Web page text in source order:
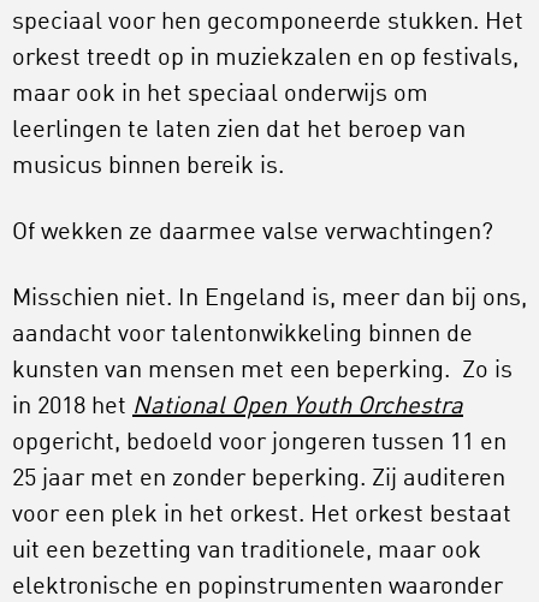
speciaal voor hen gecomponeerde stukken. Het
orkest treedt op in muziekzalen en op festivals,
maar ook in het speciaal onderwijs om
leerlingen te laten zien dat het beroep van
musicus binnen bereik is.
Of wekken ze daarmee valse verwachtingen?
Misschien niet. In Engeland is, meer dan bij ons,
aandacht voor talentonwikkeling binnen de
kunsten van mensen met een beperking. Zo is
in 2018 het National Open Youth Orchestra
opgericht, bedoeld voor jongeren tussen 11 en
25 jaar met en zonder beperking. Zij auditeren
voor een plek in het orkest. Het orkest bestaat
uit een bezetting van traditionele, maar ook
elektronische en popinstrumenten waaronder